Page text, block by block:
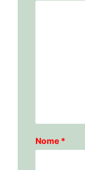
Nome *